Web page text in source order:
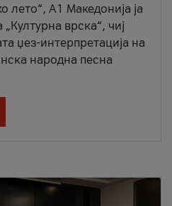
лето“, А1 Македонија ја
врска“, чиј
џез-интерпретација на
народна песна